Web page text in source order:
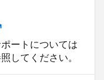
ートについては
してください。